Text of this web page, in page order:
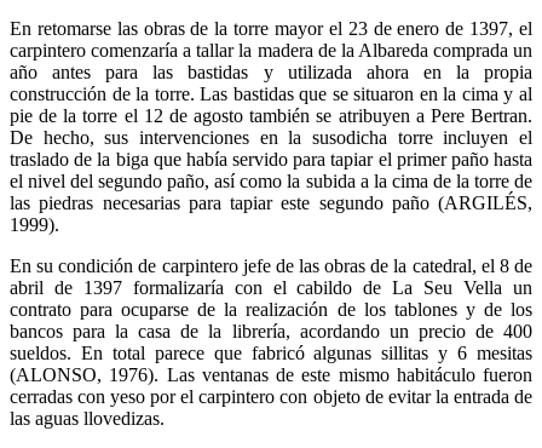
En retomarse las obras de la torre mayor el 23 de enero de 1397, el
carpintero comenzaría a tallar la madera de la Albareda comprada un
año antes para las bastidas y utilizada ahora en la propia
construcción de la torre. Las bastidas que se situaron en la cima y al
pie de la torre el 12 de agosto también se atribuyen a Pere Bertran.
De hecho, sus intervenciones en la susodicha torre incluyen el
traslado de la biga que había servido para tapiar el primer paño hasta
el nivel del segundo paño, así como la subida a la cima de la torre de
las piedras necesarias para tapiar este segundo paño (ARGILÉS,
1999).
En su condición de carpintero jefe de las obras de la catedral, el 8 de
abril de 1397 formalizaría con el cabildo de La Seu Vella un
contrato para ocuparse de la realización de los tablones y de los
bancos para la casa de la librería, acordando un precio de 400
sueldos. En total parece que fabricó algunas sillitas y 6 mesitas
(ALONSO, 1976). Las ventanas de este mismo habitáculo fueron
cerradas con yeso por el carpintero con objeto de evitar la entrada de
las aguas llovedizas.